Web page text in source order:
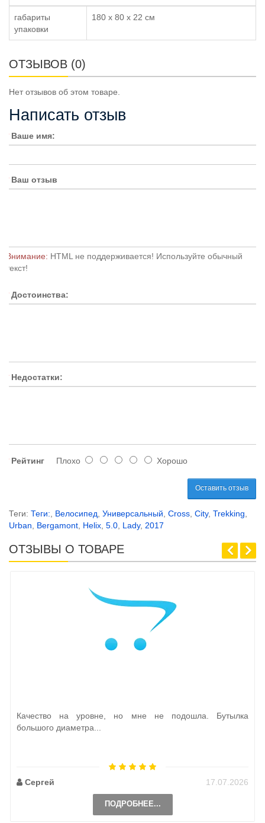
габариты
упаковки
180 x 80 x 22 см
ОТЗЫВОВ (0)
Нет отзывов об этом товаре.
Написать отзыв
Ваше имя:
Ваш отзыв
Внимание: HTML не поддерживается! Используйте обычный
текст!
Достоинства:
Недостатки:
Рейтинг Плохо Хорошо
Оставить отзыв
Теги: Теги: Велосипед Универсальный Cross City, Trekking
Urban
Bergamont Helix 5.0 Lady, 2017
ОТЗЫВЫ О ТОВАРЕ
Качество на уровне, но мне не подошла. Бутылка
большого диаметра...
Сергей 17.07.2026
ПОДРОБНЕЕ...